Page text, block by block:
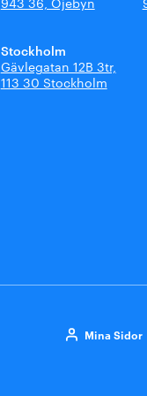
Stockholm
Gävlegatan 12B 3tr,
113 30 Stockholm
Mina Sidor